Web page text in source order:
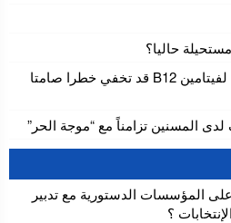
حاليا؟
دراسة: المستويات “الطبيعية” لفيتامين B12 قد تخفي خطرا صامتا
المسنين تزامناً مع “موجة الحر”
المؤسسات الدستورية مع تدبير
؟